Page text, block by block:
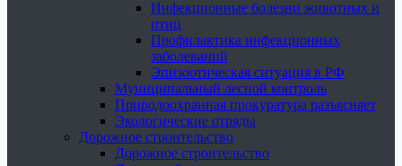
Инфекционные болезни животных и
птиц
Профилактика инфекционных
заболеваний
Эпизоотическая ситуация в РФ
Муниципальный лесной контроль
Природоохранная прокуратура разъясняет
Экологические отряды
Дорожное строительство
Дорожное строительство